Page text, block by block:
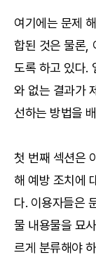
여기에는 문제
합된 것은 물론,
도록 하고 있다.
와 없는 결과가
선하는 방법을
첫 번째 섹션은
해 예방 조치에
다. 이용자들은
물 내용물을 묘
르게 분류해야